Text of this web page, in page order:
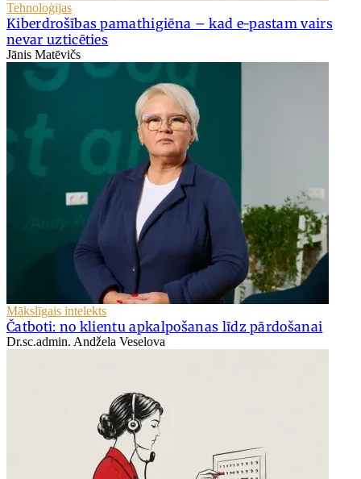
Tehnoloģijas
Kiberdrošības pamathigiēna – kad e-pastam vairs
nevar uzticēties
Jānis Matēvičs
Mākslīgais intelekts
Čatboti: no klientu apkalpošanas līdz pārdošanai
Dr.sc.admin. Andžela Veselova